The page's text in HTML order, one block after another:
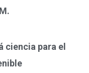
ciencia para el